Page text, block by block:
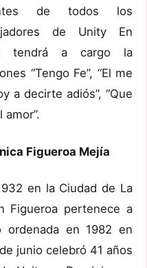
de todos los
de Unity En
tendrá a cargo la
“Tengo Fe”, “El me
a decirte adiós”, “Que
Figueroa Mejía
en la Ciudad de La
Figueroa pertenece a
ordenada en 1982 en
junio celebró 41 años